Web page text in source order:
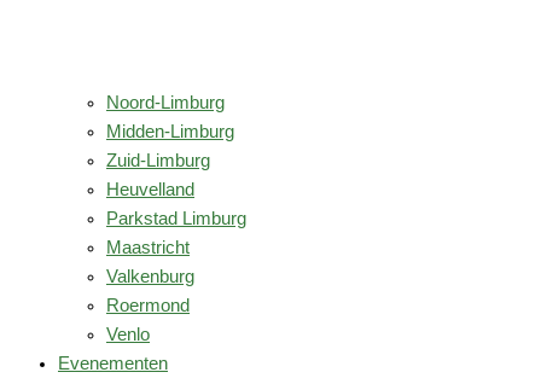
Noord-Limburg
Midden-Limburg
Zuid-Limburg
Heuvelland
Parkstad Limburg
Maastricht
Valkenburg
Roermond
Venlo
Evenementen